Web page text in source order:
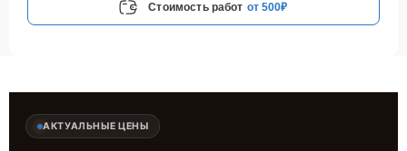
Стоимость работ от 500₽
АКТУАЛЬНЫЕ ЦЕНЫ